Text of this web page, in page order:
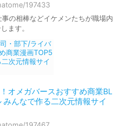
197433
の相棒などイケメンたちが職場内
ます。
オメガバースおすすめ商業BL
んなで作る二次元情報サイ